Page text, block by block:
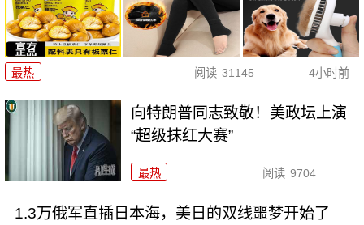
最热 阅读 31145 4小时前
向特朗普同志致敬！美政坛上演
“超级抹红大赛”
最热 阅读 9704
1.3万俄军直插日本海，美日的双线噩梦开始了